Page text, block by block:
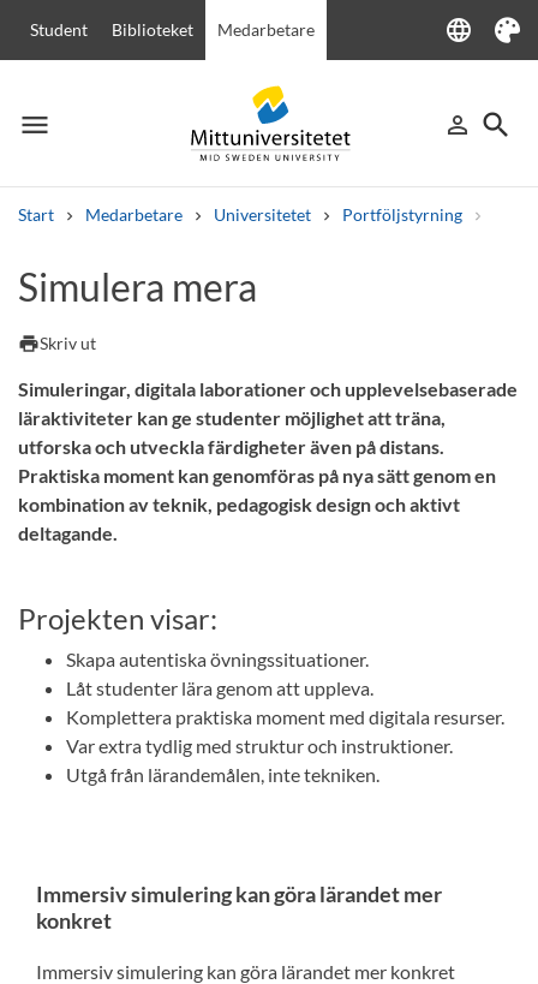
Student Biblioteket Medarbetare language
Language
Tema
menu
Meny person_outline
Logga in
search
Sök
Start Medarbetare Universitetet Portföljstyrning
Andra söktjänster
Kurser och program
Simulera mera
printSkriv ut
Simuleringar, digitala laborationer och upplevelsebaserade
läraktiviteter kan ge studenter möjlighet att träna,
utforska och utveckla färdigheter även på distans.
Praktiska moment kan genomföras på nya sätt genom en
kombination av teknik, pedagogisk design och aktivt
deltagande.
Projekten visar:
Skapa autentiska övningssituationer.
Låt studenter lära genom att uppleva.
Komplettera praktiska moment med digitala resurser.
Var extra tydlig med struktur och instruktioner.
Utgå från lärandemålen, inte tekniken.
Immersiv simulering kan göra lärandet mer
konkret
Immersiv simulering kan göra lärandet mer konkret